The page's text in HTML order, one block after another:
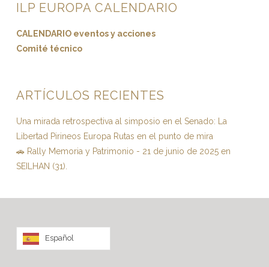
ILP EUROPA CALENDARIO
CALENDARIO eventos y acciones
Comité técnico
ARTÍCULOS RECIENTES
Una mirada retrospectiva al simposio en el Senado: La
Libertad Pirineos Europa Rutas en el punto de mira
🚗 Rally Memoria y Patrimonio - 21 de junio de 2025 en
SEILHAN (31).
Español